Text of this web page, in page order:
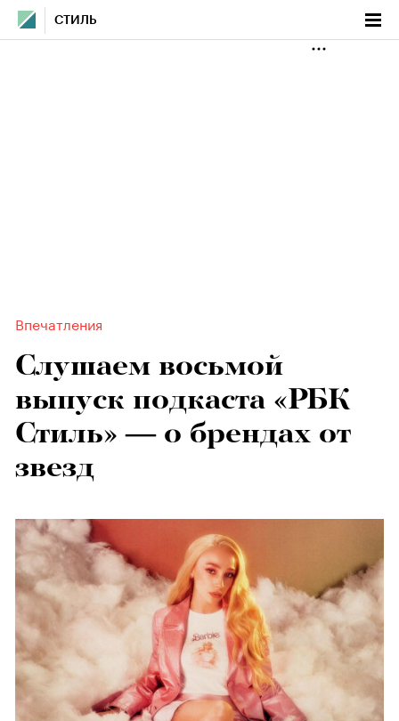
СТИЛЬ
Впечатления
Слушаем восьмой
выпуск подкаста «РБК
Стиль» — о брендах от
звезд